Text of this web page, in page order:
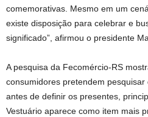
comemorativas. Mesmo em um
existe disposição para celebrar e
significado”, afirmou o presidente
A pesquisa da Fecomércio-RS
consumidores pretendem
antes de definir os presentes,
Vestuário aparece como item mais